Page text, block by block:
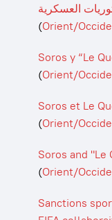
العسكرية
(Orient/
Soros y “Le
(Orient/
Soros et Le
(Orient/
Soros and "Le
(Orient/
Sanctions